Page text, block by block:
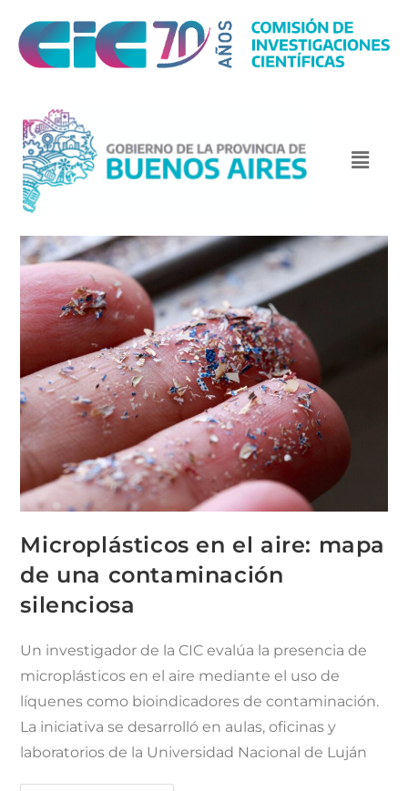
Microplásticos en el aire: mapa
de una contaminación
silenciosa
Un investigador de la CIC evalúa la presencia de
microplásticos en el aire mediante el uso de
líquenes como bioindicadores de contaminación.
La iniciativa se desarrolló en aulas, oficinas y
laboratorios de la Universidad Nacional de Luján